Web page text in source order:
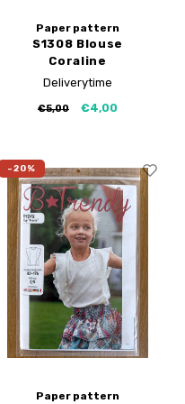
Paper pattern
S1308 Blouse
Coraline
papierpatroon
Deliverytime
€5,00 €4,00
-20%
Paper pattern